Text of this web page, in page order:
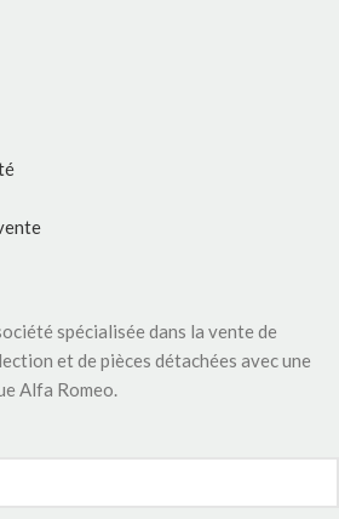
spécialisée dans la vente de
et de pièces détachées avec une
Alfa Romeo.